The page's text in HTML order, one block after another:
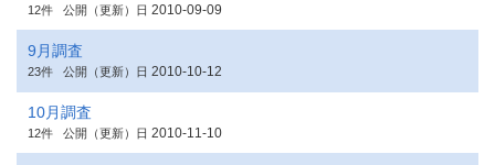
12件 公開（更新）日 2010-09-09
9月調査
23件 公開（更新）日 2010-10-12
10月調査
12件 公開（更新）日 2010-11-10